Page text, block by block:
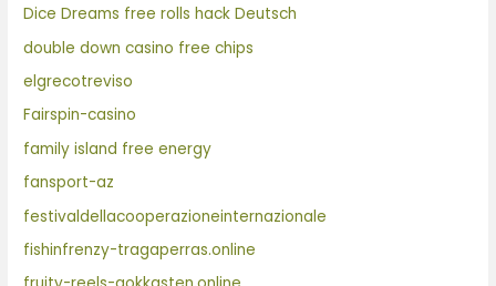
Dice Dreams free rolls hack Deutsch
double down casino free chips
elgrecotreviso
Fairspin-casino
family island free energy
fansport-az
festivaldellacooperazioneinternazionale
fishinfrenzy-tragaperras.online